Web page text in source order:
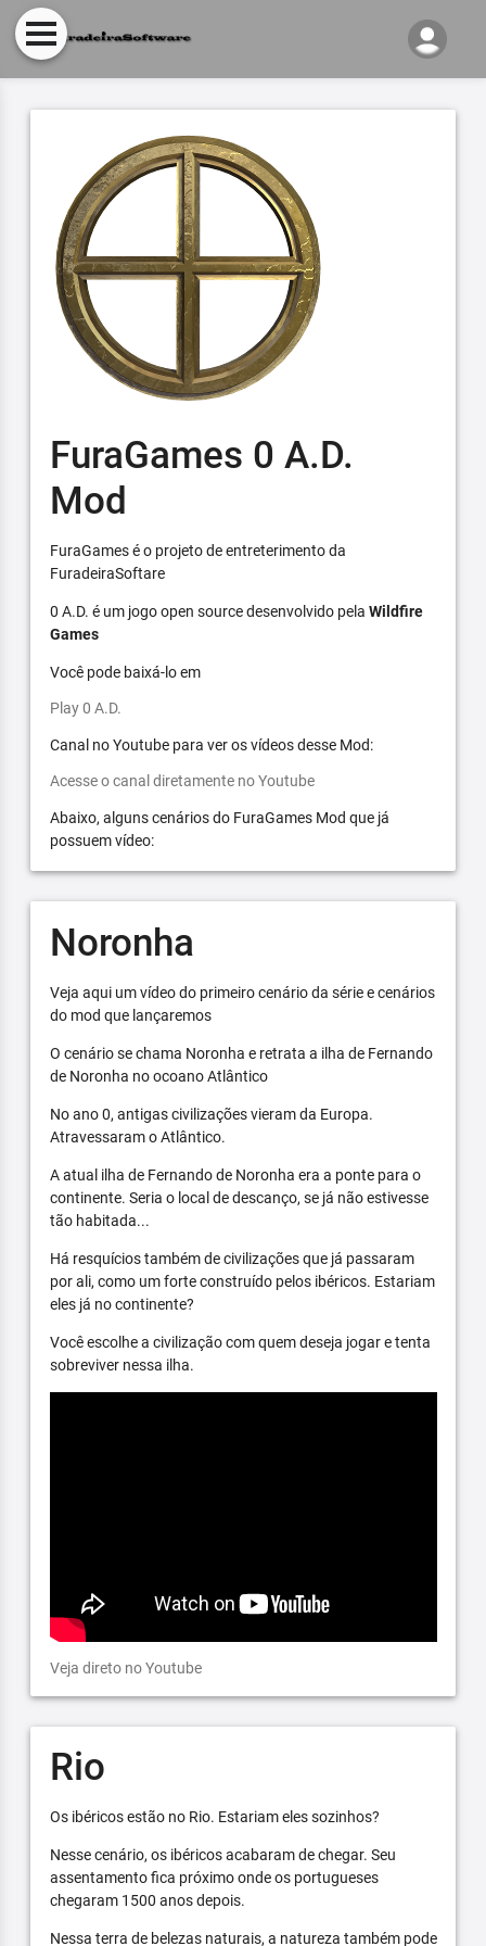
FuraGames 0 A.D.
Mod
FuraGames é o projeto de entreterimento da
FuradeiraSoftare
0 A.D. é um jogo open source desenvolvido pela Wildfire
Games
Você pode baixá-lo em
Play 0 A.D.
Canal no Youtube para ver os vídeos desse Mod:
Acesse o canal diretamente no Youtube
Abaixo, alguns cenários do FuraGames Mod que já
possuem vídeo:
Noronha
Veja aqui um vídeo do primeiro cenário da série e cenários
do mod que lançaremos
O cenário se chama Noronha e retrata a ilha de Fernando
de Noronha no ocoano Atlântico
No ano 0, antigas civilizações vieram da Europa.
Atravessaram o Atlântico.
A atual ilha de Fernando de Noronha era a ponte para o
continente. Seria o local de descanço, se já não estivesse
tão habitada...
Há resquícios também de civilizações que já passaram
por ali, como um forte construído pelos ibéricos. Estariam
eles já no continente?
Você escolhe a civilização com quem deseja jogar e tenta
sobreviver nessa ilha.
Veja direto no Youtube
Rio
Os ibéricos estão no Rio. Estariam eles sozinhos?
Nesse cenário, os ibéricos acabaram de chegar. Seu
assentamento fica próximo onde os portugueses
chegaram 1500 anos depois.
Nessa terra de belezas naturais, a natureza também pode